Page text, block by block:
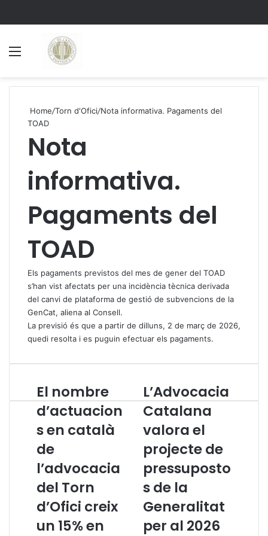
Home/Torn d'Ofici/Nota informativa. Pagaments del
TOAD
Nota
informativa.
Pagaments del
TOAD
Els pagaments previstos del mes de gener del TOAD
s’han vist afectats per una incidència tècnica derivada
del canvi de plataforma de gestió de subvencions de la
GenCat, aliena al Consell.
La previsió és que a partir de dilluns, 2 de març de 2026,
quedi resolta i es puguin efectuar els pagaments.
E
l
n
o
b
r
e
d
a
c
El nombre
d’actuacion
s en català
de
l’advocacia
del Torn
d’Ofici creix
un 15% en
L
’
A
d
o
c
a
c
a
C
L’Advocacia
Catalana
valora el
projecte de
pressuposto
s de la
Generalitat
per al 2026